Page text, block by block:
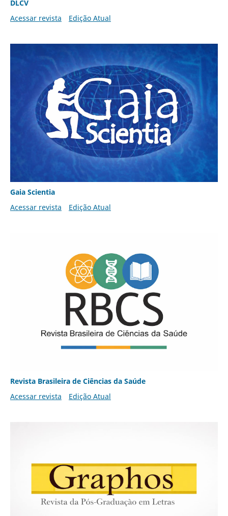
DLCV
Acessar revista
Edição Atual
Gaia Scientia
Acessar revista
Edição Atual
Revista Brasileira de Ciências da Saúde
Acessar revista
Edição Atual